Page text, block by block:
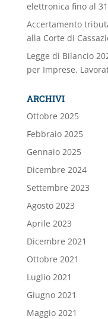
elettronica fino al
Accertamento
alla Corte di
Legge di Bilancio
per Imprese,
ARCHIVI
Ottobre 2025
Febbraio 2025
Gennaio 2025
Dicembre 2024
Settembre 2023
Agosto 2023
Aprile 2023
Dicembre 2021
Ottobre 2021
Luglio 2021
Giugno 2021
Maggio 2021